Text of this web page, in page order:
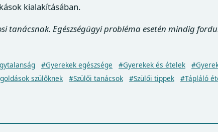
kialakításában.
tanácsnak. Egészségügyi probléma esetén mindig
#Gyerekek egészsége #Gyerekek és ételek
szülőknek #Szülői tanácsok #Szülői tippek #Tápláló